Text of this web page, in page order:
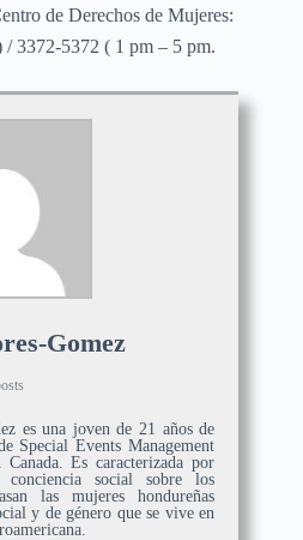
de Derechos de Mujeres:
3372-5372 ( 1 pm – 5 pm.
Gomez
es una joven de 21 años de
Special Events Management
Es caracterizada por
social sobre los
las mujeres hondureñas
y de género que se vive en